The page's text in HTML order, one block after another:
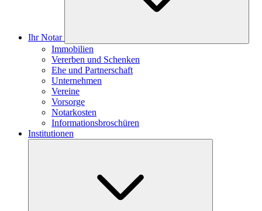
Ihr Notar
Immobilien
Vererben und Schenken
Ehe und Partnerschaft
Unternehmen
Vereine
Vorsorge
Notarkosten
Informationsbroschüren
Institutionen